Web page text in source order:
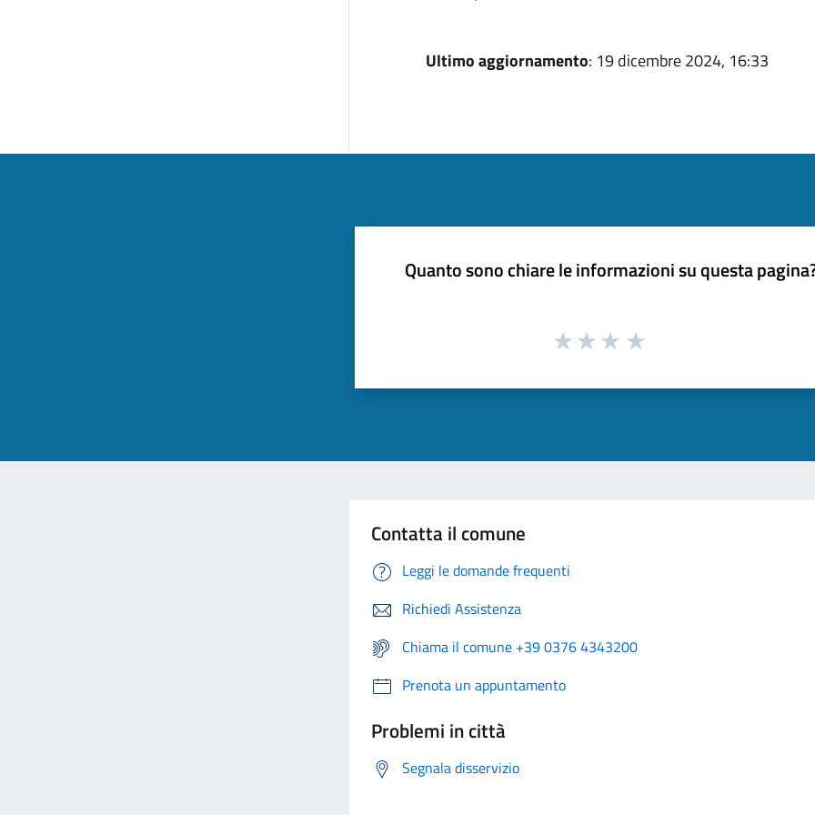
Ultimo aggiornamento: 19 dicembre 2024, 16:33
Quanto sono chiare le informazioni su questa
Contatta il comune
Leggi le domande frequenti
Richiedi Assistenza
Chiama il comune +39 0376 4343200
Prenota un appuntamento
Problemi in città
Segnala disservizio